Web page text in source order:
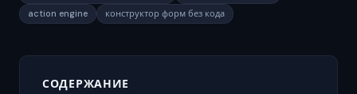
action engine
конструктор форм без кода
СОДЕРЖАНИЕ